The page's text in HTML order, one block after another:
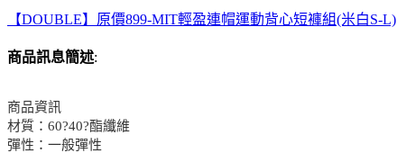
【DOUBLE】原價899-MIT輕盈連帽運動背心短褲組(米白S-L)
商品訊息簡述:
商品資訊
材質：60?40?酯纖維
彈性：一般彈性